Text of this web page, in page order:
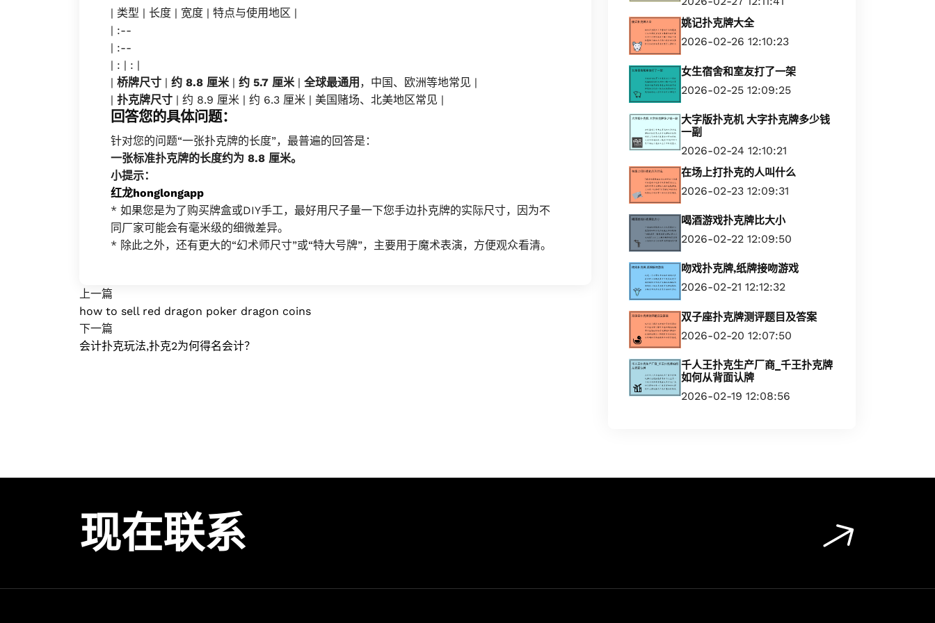
| 类型 | 长度 | 宽度 | 特点与使用地区 |
| :--
| :--
| : | : |
| 桥牌尺寸 | 约 8.8 厘米| 约 5.7 厘米| 全球最通用 ，中国、欧洲等地常见 |
| 扑克牌尺寸 | 约 8.9 厘米 | 约 6.3 厘米 | 美国赌场、北美地区常见 |
回答您的具体问题：
针对您的问题“一张扑克牌的长度”，最普遍的回答是：
一张标准扑克牌的长度约为 8.8 厘米。
小提示：
红龙honglongapp
* 如果您是为了购买牌盒或DIY手工，最好用尺子量一下您手边扑克牌的实际尺寸，因为不
同厂家可能会有毫米级的细微差异。
* 除此之外，还有更大的“幻术师尺寸”或“特大号牌”，主要用于魔术表演，方便观众看清。
上一篇
how to sell red dragon poker dragon coins
下一篇
会计扑克玩法,扑克2为何得名会计？
姚记扑克牌大全
2026-02-26 12:10:23
女生宿舍和室友打了一架
2026-02-25 12:09:25
大字版扑克机 大字扑克牌多少钱
一副
2026-02-24 12:10:21
在场上打扑克的人叫什么
2026-02-23 12:09:31
喝酒游戏扑克牌比大小
2026-02-22 12:09:50
吻戏扑克牌,纸牌接吻游戏
2026-02-21 12:12:32
双子座扑克牌测评题目及答案
2026-02-20 12:07:50
千人王扑克生产厂商_千王扑克牌
如何从背面认牌
2026-02-19 12:08:56
现在联系